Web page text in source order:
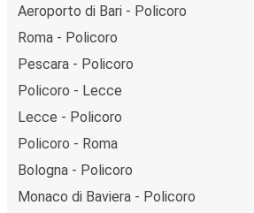
Aeroporto di Bari - Policoro
Roma - Policoro
Pescara - Policoro
Policoro - Lecce
Lecce - Policoro
Policoro - Roma
Bologna - Policoro
Monaco di Baviera - Policoro